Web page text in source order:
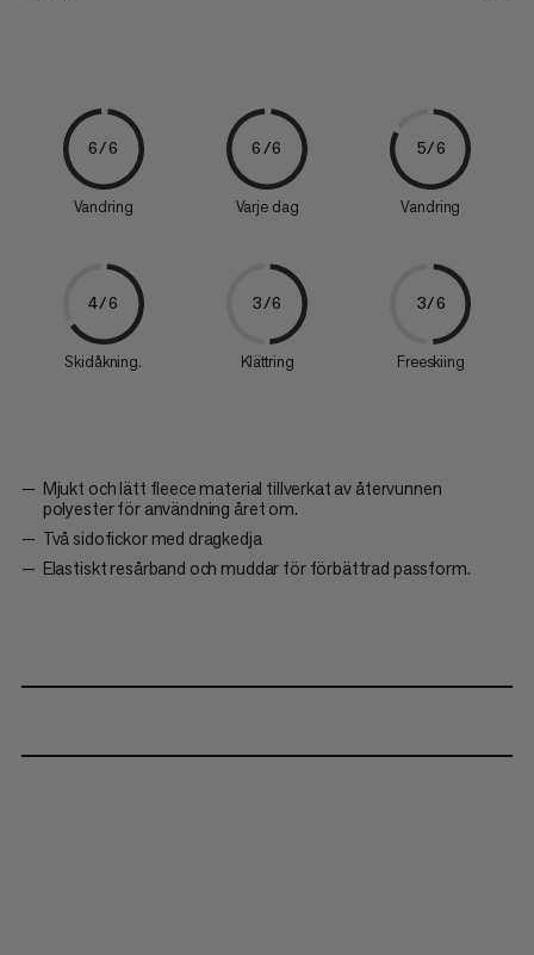
6/6
Vandring
6/6
Varje dag
5/6
Vandring
4/6
Skidåkning.
3/6
Klättring
3/6
Freeskiing
Mjukt och lätt fleece material tillverkat av återvunnen
polyester för användning året om.
Två sidofickor med dragkedja
Elastiskt resårband och muddar för förbättrad passform.